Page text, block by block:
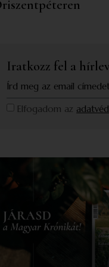
Iratkozz fel a
Elfogadom az